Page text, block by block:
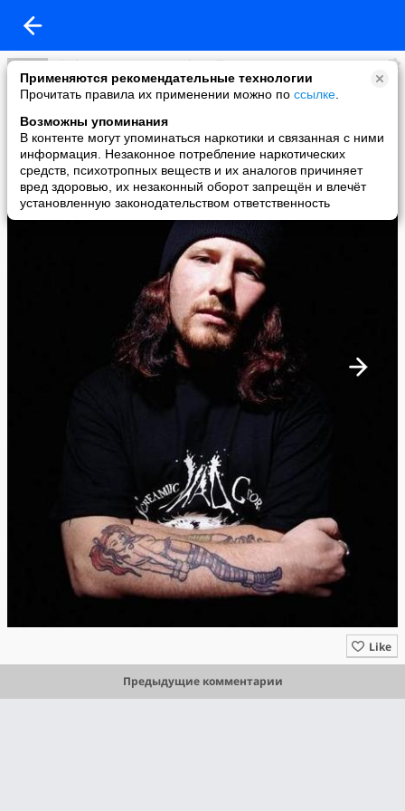
Применяются рекомендательные технологии
Прочитать правила их применении можно по ссылке
Возможны упоминания
В контенте могут упоминаться наркотики и связанная с ними
информация. Незаконное потребление наркотических
средств, психотропных веществ и их аналогов причиняет
вред здоровью, их незаконный оборот запрещён и влечёт
установленную законодательством ответственность
Slipknot Stone Sour MurderDolls Лучшие!!!!!!
added a photo
09 Sep в 00:12
Like
Предыдущие комментарии